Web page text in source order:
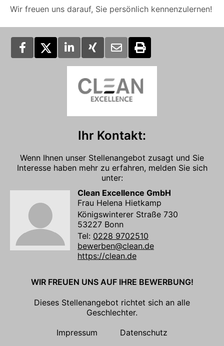
Wir freuen uns darauf, Sie persönlich kennenzulernen!
Ihr Kontakt:
Wenn Ihnen unser Stellenangebot zusagt und Sie
Interesse haben mehr zu erfahren, melden Sie sich
unter:
Clean Excellence GmbH
Frau Helena Hietkamp
Königswinterer Straße 730
53227 Bonn
Tel: 0228 9702510
bewerben@clean.de
https://clean.de
WIR FREUEN UNS AUF IHRE BEWERBUNG!
Dieses Stellenangebot richtet sich an alle
Geschlechter.
Impressum
Datenschutz